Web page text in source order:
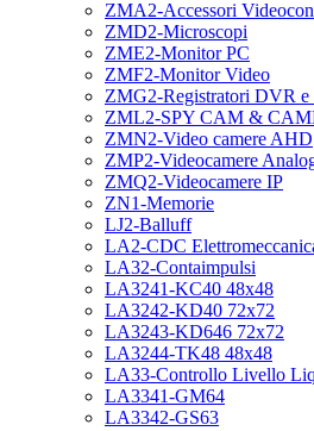
ZMA2-Accessori
ZMD2-Microscopi
ZME2-Monitor PC
ZMF2-Monitor Video
ZMG2-Registratori DVR
ZML2-SPY CAM &
ZMN2-Video camere AHD
ZMP2-Videocamere
ZMQ2-Videocamere IP
ZN1-Memorie
LJ2-Balluff
LA2-CDC
LA32-Contaimpulsi
LA3241-KC40 48x48
LA3242-KD40 72x72
LA3243-KD646 72x72
LA3244-TK48 48x48
LA33-Controllo Livello
LA3341-GM64
LA3342-GS63